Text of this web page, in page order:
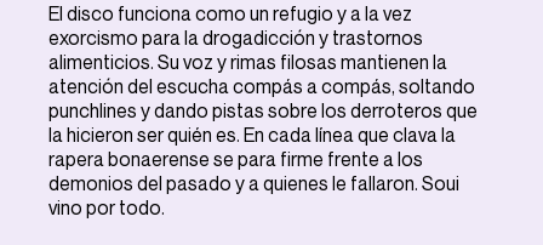
El disco funciona como un refugio y a la vez
exorcismo para la drogadicción y trastornos
alimenticios. Su voz y rimas filosas mantienen la
atención del escucha compás a compás, soltando
punchlines y dando pistas sobre los derroteros que
la hicieron ser quién es. En cada línea que clava la
rapera bonaerense se para firme frente a los
demonios del pasado y a quienes le fallaron. Soui
vino por todo.